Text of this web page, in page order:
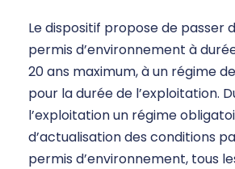
Le dispositif propose de passer
permis d’environnement à
20 ans maximum, à un régime
pour la durée de l’exploitation.
l’exploitation un régime
d’actualisation des conditions
permis d’environnement, tous